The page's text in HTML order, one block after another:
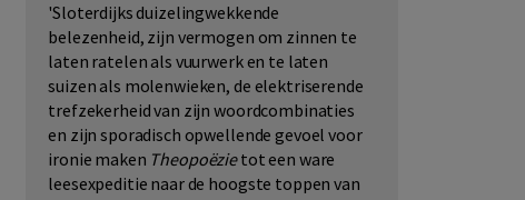
'Sloterdijks duizelingwekkende
belezenheid, zijn vermogen om zinnen te
laten ratelen als vuurwerk en te laten
suizen als molenwieken, de elektriserende
trefzekerheid van zijn woordcombinaties
en zijn sporadisch opwellende gevoel voor
ironie maken Theopoëzietot een ware
leesexpeditie naar de hoogste toppen van